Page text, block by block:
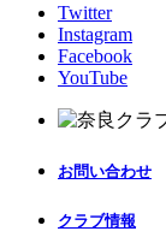
Twitter
Instagram
Facebook
YouTube
お問い合わせ
クラブ情報